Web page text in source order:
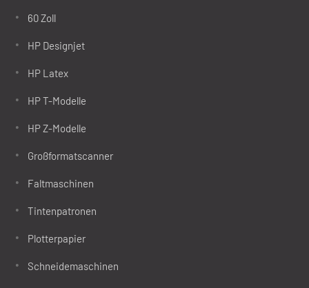
60 Zoll
HP Designjet
HP Latex
HP T-Modelle
HP Z-Modelle
Großformatscanner
Faltmaschinen
Tintenpatronen
Plotterpapier
Schneidemaschinen